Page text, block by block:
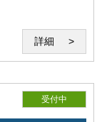
詳細
受付中